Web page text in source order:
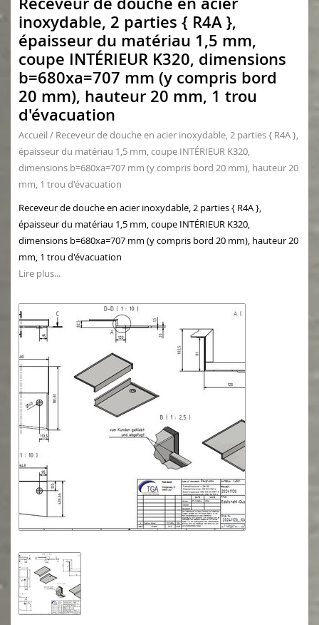
inoxydable, 2 parties { R4A },
épaisseur du matériau 1,5 mm,
coupe INTÉRIEUR K320, dimensions
b=680xa=707 mm (y compris bord
20 mm), hauteur 20 mm, 1 trou
d'évacuation
Accueil / Receveur de douche en acier inoxydable, 2 parties { R4A },
épaisseur du matériau 1,5 mm, coupe INTÉRIEUR K320,
dimensions b=680xa=707 mm (y compris bord 20 mm), hauteur 20
mm, 1 trou d'évacuation
Receveur de douche en acier inoxydable, 2 parties { R4A },
épaisseur du matériau 1,5 mm, coupe INTÉRIEUR K320,
dimensions b=680xa=707 mm (y compris bord 20 mm), hauteur 20
mm, 1 trou d'évacuation
Lire plus...